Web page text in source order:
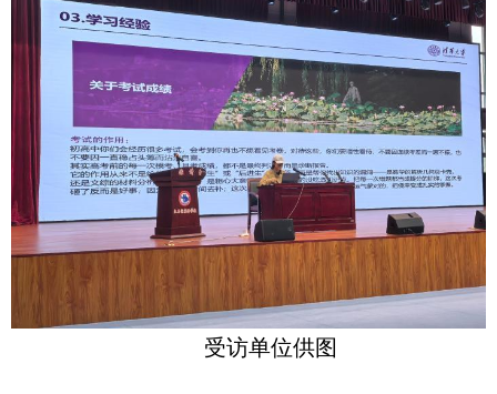
受访单位供图